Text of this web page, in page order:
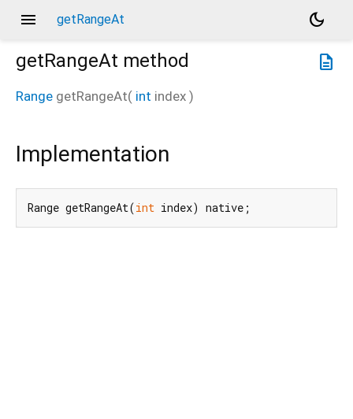
menu getRangeAt
dark_mode
description
getRangeAt method
Range getRangeAt( int index )
Implementation
Range getRangeAt(int index) native;